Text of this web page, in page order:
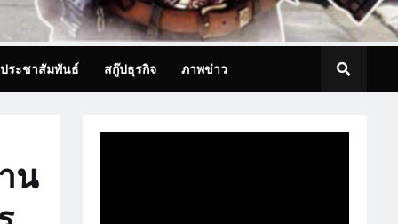
ประชาสัมพันธ์ สกู๊ปธุรกิจ ภาพข่าว
น